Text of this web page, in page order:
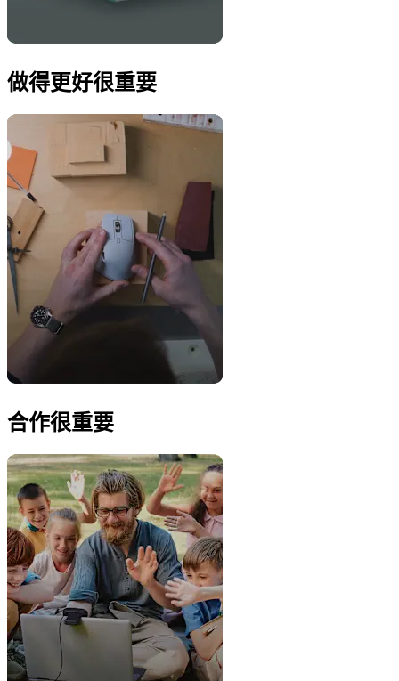
做得更好很重要
合作很重要